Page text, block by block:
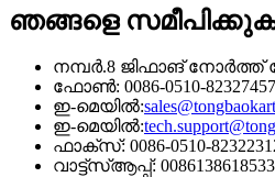
ഞങ്ങളെ
നമ്പർ.8 ജിഫാങ്
ഫോൺ: 0086-0510-82327457
ഇ-മെയിൽ:
ഇ-മെയിൽ:
ഫാക്സ്: 0086-0510-
വാട്ട്‌സ്ആപ്പ്: